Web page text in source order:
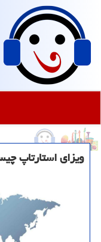
ویزای استارتاپ